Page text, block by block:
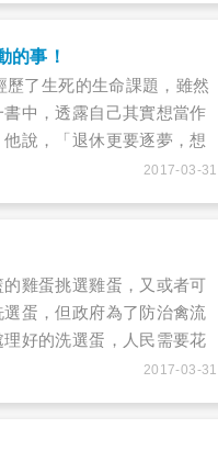
的事！
了生死的生命課題，雖然
中，透露自己其實想當作
說，「退休更要逐夢，想
古今中外有誰能下個正確又
角掛上微笑，無憾地離
2017-03-31
雞蛋挑選雞蛋，又或者可
蛋，但政府為了防治禽流
好的洗選蛋，人民需要花
同？多了哪些處理程序呢？
2017-03-31